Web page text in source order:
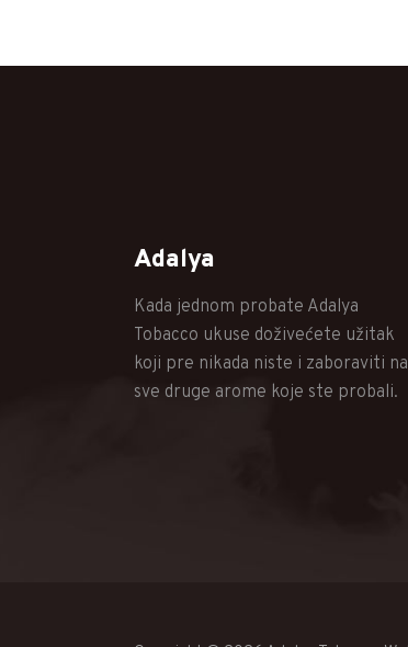
Adalya
Kada jednom probate Adalya
Tobacco ukuse doživećete užitak
koji pre nikada niste i zaboraviti na
sve druge arome koje ste probali.